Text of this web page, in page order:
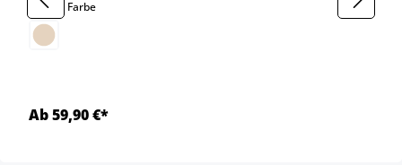
Gestell Farbeauswählen
Ab 59,90 €*